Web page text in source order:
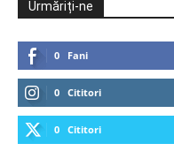
Urmăriți-ne
0 Fani
0 Cititori
0 Cititori